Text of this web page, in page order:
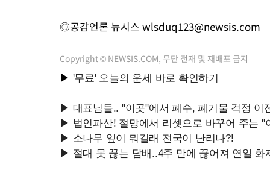
◎공감언론 뉴시스 wlsduq123@newsis.com
Copyright © NEWSIS.COM, 무단 전재 및 재배포 금지